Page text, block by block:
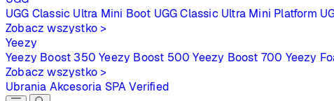
UGG Classic Ultra Mini Boot UGG Classic Ultra Mini Platform
Zobacz wszystko >
Yeezy
Yeezy Boost 350 Yeezy Boost 500 Yeezy Boost 700 Yeezy
Zobacz wszystko >
Ubrania Akcesoria SPAVerified